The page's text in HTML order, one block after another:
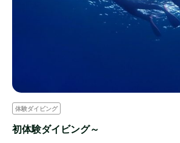
体験ダイビング
初体験ダイビング～